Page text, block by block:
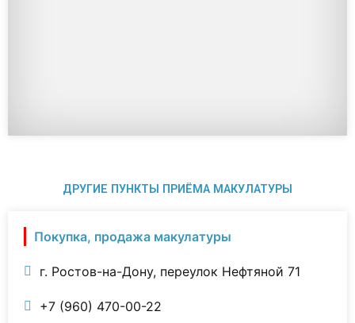
ДРУГИЕ ПУНКТЫ ПРИЁМА МАКУЛАТУРЫ
Покупка, продажа макулатуры
г. Ростов-на-Дону, переулок Нефтяной 71
+7 (960) 470-00-22